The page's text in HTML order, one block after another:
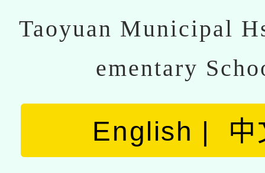
Taoyuan Municipal
ementary
English 中